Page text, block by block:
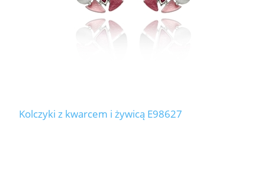
Kolczyki z kwarcem i żywicą E98627